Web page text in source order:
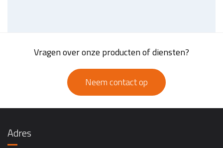
Vragen over onze producten of diensten?
Neem contact op
Adres